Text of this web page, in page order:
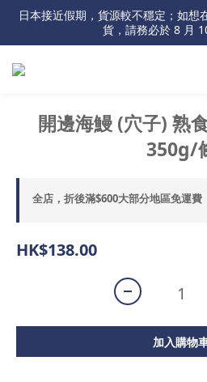
日本接近假期，貨源較不穩定；如想
貨，請務必於 8 月
日本接近假期，貨源較不穩定；如想
貨，請務必於 8 月
折後滿$600 大部
貨，請務必於 8 月
開邊海鰻 (穴子) 熟
350g/
全店，折後滿$600大部分地區免運費
HK$138.00
加入購物